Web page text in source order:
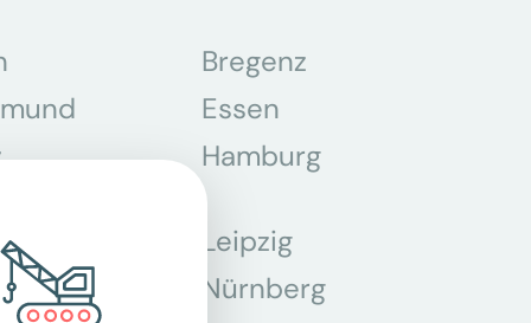
Bregenz
Essen
Hamburg
Leipzig
Nürnberg